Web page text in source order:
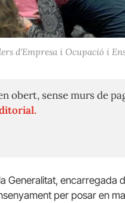
d'Empresa i Ocupació i
obert, sense murs de
Generalitat, encarregada
per posar en